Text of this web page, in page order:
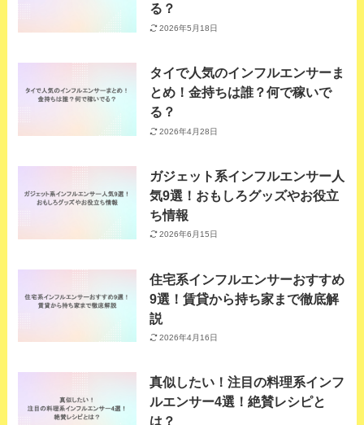
る？
2026年5月18日
タイで人気のインフルエンサーま
とめ！金持ちは誰？何で稼いで
る？
2026年4月28日
ガジェット系インフルエンサー人
気9選！おもしろグッズやお役立
ち情報
2026年6月15日
住宅系インフルエンサーおすすめ
9選！賃貸から持ち家まで徹底解
説
2026年4月16日
真似したい！注目の料理系インフ
ルエンサー4選！絶賛レシピと
は？